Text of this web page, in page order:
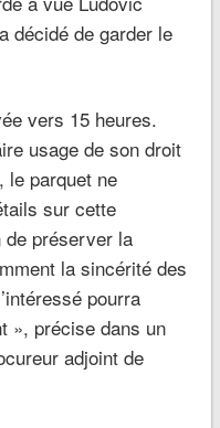
décidé de garder le
vers 15 heures.
usage de son droit
le parquet ne
sur cette
de préserver la
la sincérité des
pourra
», précise dans un
adjoint de